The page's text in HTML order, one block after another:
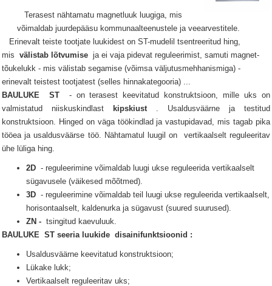
Terasest nähtamatu magnetluuk luugiga, mis
võimaldab juurdepääsu kommunaalteenustele ja veearvestitele.
Erinevalt teiste tootjate luukidest on ST-mudelil tsentreeritud hing,
mis välistab lõtvumise ja ei vaja pidevat reguleerimist, samuti magnet-
tõukelukk - mis välistab segamise (võimsa väljutusmehhanismiga) -
erinevalt teistest tootjatest (selles hinnakategooria) ...
BAULUKE
ST- on terasest keevitatud konstruktsioon, mille uks on
valmistatud niiskuskindlast
kipskiust. Usaldusväärne ja testitud
konstruktsioon. Hinged on väga töökindlad ja vastupidavad, mis tagab pika
tööea ja usaldusväärse töö. Nähtamatul luugilon vertikaalselt reguleeritav
ühe lüliga hing.
2D - reguleerimine võimaldab luugi ukse reguleerida vertikaalselt
sügavusele (väikesed mõõtmed).
3D - reguleerimine võimaldab teil luugi ukse reguleerida vertikaalselt,
horisontaalselt, kaldenurka ja sügavust (suured suurused).
ZN - tsingitud kaevuluuk.
BAULUKE ST seeria luukide disainifunktsioonid :
Usaldusväärne keevitatud konstruktsioon;
Lükake lukk;
Vertikaalselt reguleeritav uks;